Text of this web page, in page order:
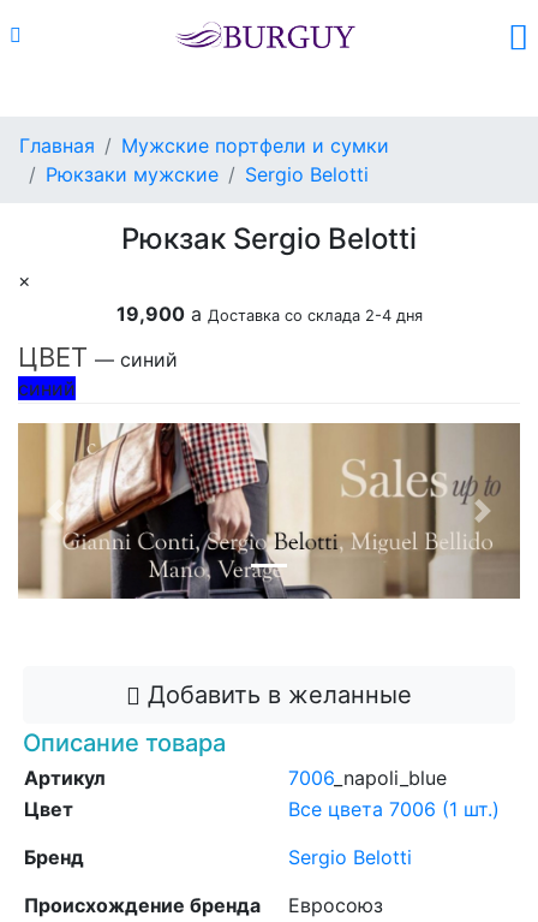
Главная
Мужские портфели и сумки
Рюкзаки мужские
Sergio Belotti
Рюкзак Sergio Belotti
×
19,900 a Доставка со склада 2-4 дня
ЦВЕТ — синий
синий
Previous Next
Добавить в желанные
Описание товара
Артикул 7006 _napoli_blue
Цвет
Все цвета 7006 (1 шт.)
Бренд
Sergio Belotti
Происхождение бренда
Евросоюз